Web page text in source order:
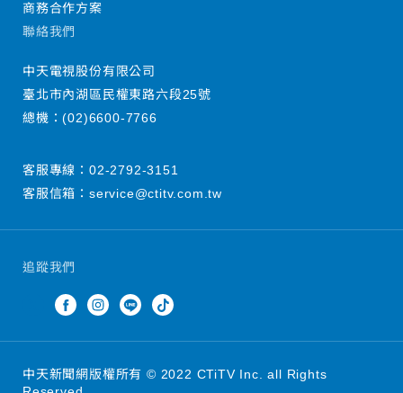
追蹤我們
商務合作方案
聯絡我們
中天電視股份有限公司
臺北市內湖區民權東路六段25號
總機：(02)6600-7766
客服專線： 02-2792-3151
客服信箱： service@ctitv.com.tw
中天新聞網版權所有 © 2022 CTiTV Inc. all Rights